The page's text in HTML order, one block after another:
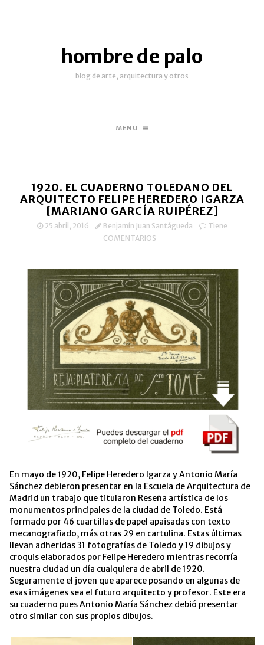
hombre de palo
blog de arte, arquitectura y otros
MENU
1920. EL CUADERNO TOLEDANO DEL
ARQUITECTO FELIPE HEREDERO IGARZA
[MARIANO GARCÍA RUIPÉREZ]
25 abril, 2016 Benjamín Juan Santágueda
Tiene
COMENTARIOS
En mayo de 1920, Felipe Heredero Igarza y Antonio María
Sánchez debieron presentar en la Escuela de Arquitectura de
Madrid un trabajo que titularon Reseña artística de los
monumentos principales de la ciudad de Toledo. Está
formado por 46 cuartillas de papel apaisadas con texto
mecanografiado, más otras 29 en cartulina. Estas últimas
llevan adheridas 31 fotografías de Toledo y 19 dibujos y
croquis elaborados por Felipe Heredero mientras recorría
nuestra ciudad un día cualquiera de abril de 1920.
Seguramente el joven que aparece posando en algunas de
esas imágenes sea el futuro arquitecto y profesor. Este era
su cuaderno pues Antonio María Sánchez debió presentar
otro similar con sus propios dibujos.